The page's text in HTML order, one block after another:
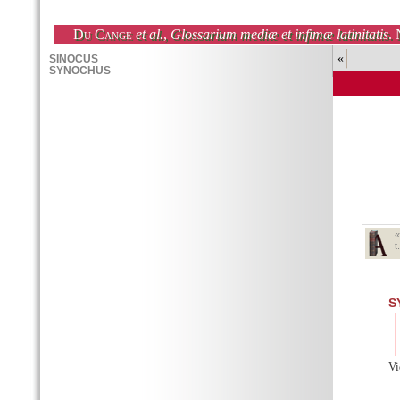
Du Cange et al., Glossarium mediæ et infimæ latinitatis.
«